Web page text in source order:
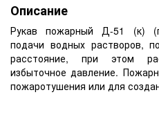
Описание
Рукав пожарный Д-51 (к)
подачи водных растворов,
расстояние, при этом
избыточное давление.
пожаротушения или для